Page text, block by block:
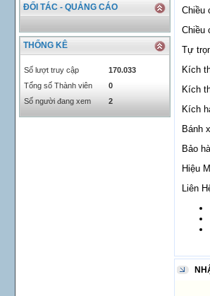
INR
0
KRW
18.01
21.12
KWD
0
79758.97
MYR
5808.39
RMB
3272
RUB
ĐỐI TÁC - QUẢNG CÁO
THỐNG KÊ
Số lượt truy cập
170.033
Tổng số Thành viên
0
Số người đang xem
2
Chiều
Chiều
Tự
Kích
Kích
Kích
Bánh
Bảo
Hiệu
Liên